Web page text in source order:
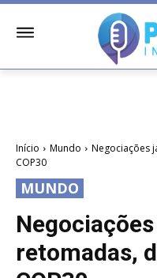
Início Mundo
Negociações
COP30
MUNDO
retomadas,